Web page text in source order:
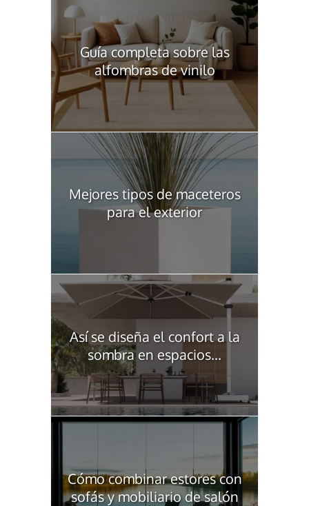
Guía completa sobre las
alfombras de vinilo
Mejores tipos de maceteros
para el exterior
Así se diseña el confort a la
sombra en espacios...
Cómo combinar estores con
sofás y mobiliario de salón